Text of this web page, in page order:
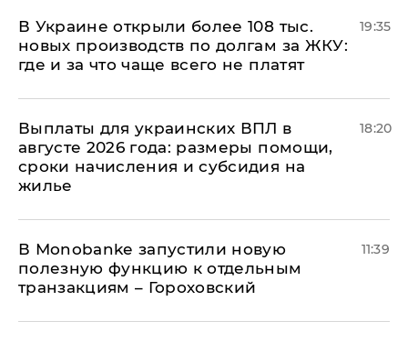
В Украине открыли более 108 тыс.
новых производств по долгам за ЖКУ:
где и за что чаще всего не платят
19:35
Выплаты для украинских ВПЛ в
августе 2026 года: размеры помощи,
сроки начисления и субсидия на
жилье
18:20
В Мonobankе запустили новую
полезную функцию к отдельным
транзакциям – Гороховский
11:39